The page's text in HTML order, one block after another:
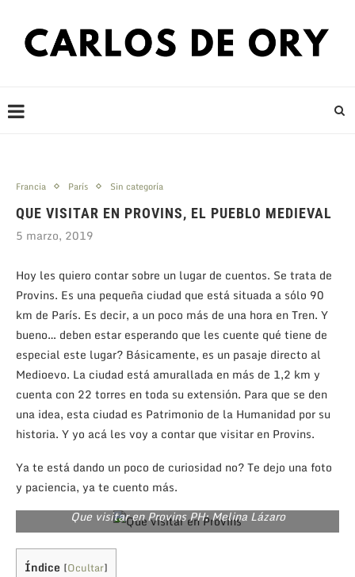
Francia París Sin categoría
QUE VISITAR EN PROVINS, EL PUEBLO MEDIEVAL
5 marzo, 2019
Hoy les quiero contar sobre un lugar de cuentos. Se trata de
Provins. Es una pequeña ciudad que está situada a sólo 90
km de París. Es decir, a un poco más de una hora en Tren. Y
bueno… deben estar esperando que les cuente qué tiene de
especial este lugar? Básicamente, es un pasaje directo al
Medioevo. La ciudad está amurallada en más de 1,2 km y
cuenta con 22 torres en toda su extensión. Para que se den
una idea, esta ciudad es Patrimonio de la Humanidad por su
historia. Y yo acá les voy a contar que visitar en Provins.
Ya te está dando un poco de curiosidad no? Te dejo una foto
y paciencia, ya te cuento más.
Que visitar en Provins PH: Melina Lázaro
Índice [Ocultar]